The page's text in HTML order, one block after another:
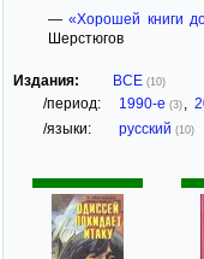
—«Хорошей книги
Шерстюгов
Издания: ВСЕ (10)
/период: 1990-е (3)
/языки: русский (10)